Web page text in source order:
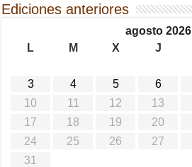
Ediciones anteriores
agosto 2026
L
M X J
3
4 5 6
10
11 12 13
17
18 19 20
24
25 26 27
31